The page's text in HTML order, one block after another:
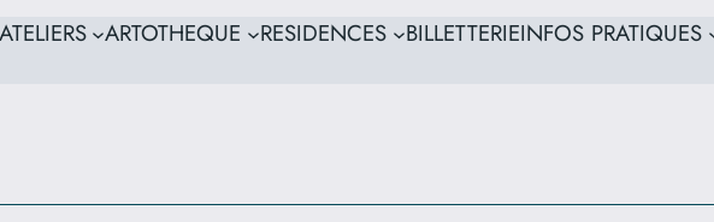
ATELIERS ARTOTHEQUE RESIDENCES BILLETTERIEINFOS PRATIQUES